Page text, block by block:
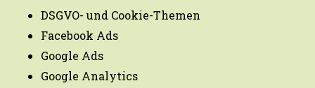
DSGVO- und Cookie-Themen
Facebook Ads
Google Ads
Google Analytics